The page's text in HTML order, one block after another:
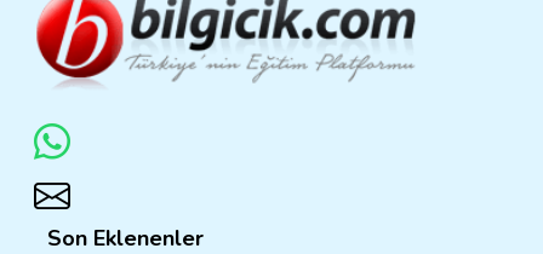
Son Eklenenler